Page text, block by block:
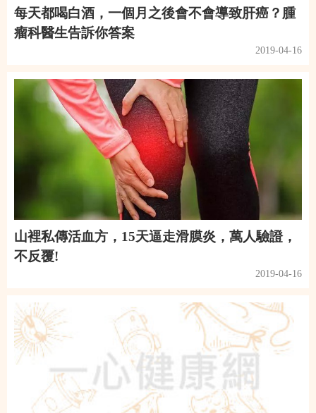
每天都喝白酒，一個月之後會不會導致肝癌？腫
瘤科醫生告訴你答案
2019-04-16
山裡私傳活血方，15天逼走滑膜炎，萬人驗證，
不反覆!
2019-04-16